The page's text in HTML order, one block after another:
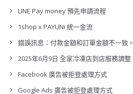
LINE Pay money 預先申請流程
1shop x PAYUNi 統一金流
錯誤訊息：付款金額和訂單金額不一致。
2025年6月9日 全家冷凍店到店服務調整
Facebook 廣告被拒登處理方式
Google Ads 廣告被拒登處理方式